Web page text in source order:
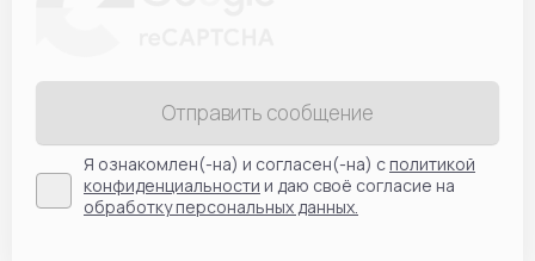
Отправить сообщение
Я ознакомлен(-на) и согласен(-на) сполитикой
конфиденциальности и даю своё согласие на
обработку персональных данных.